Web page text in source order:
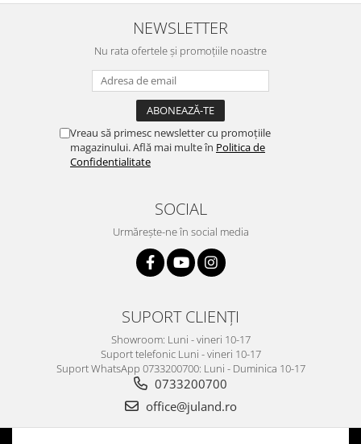
NEWSLETTER
Nu rata ofertele și promoțiile noastre
Vreau să primesc newsletter cu promoțiile
magazinului. Află mai multe în Politica de
Confidentialitate
SOCIAL
Urmărește-ne în social media
SUPORT CLIENȚI
Showroom: Luni - vineri 10-17
Suport telefonic Luni - vineri 10-17
Suport WhatsApp 0733200700: Luni - Duminica 10-17
0733200700
office@juland.ro